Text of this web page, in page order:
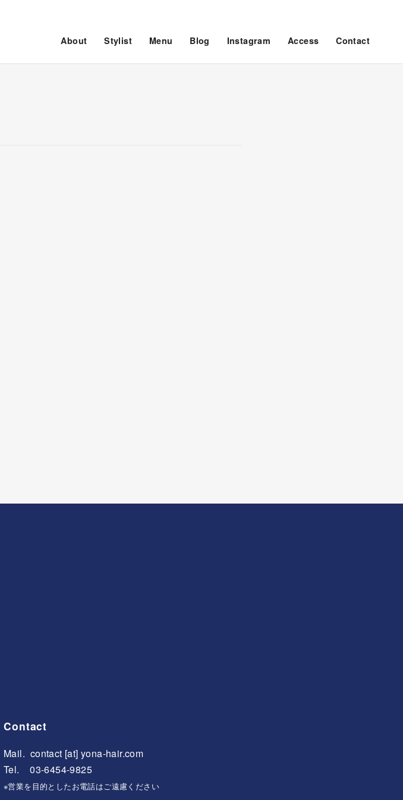
About Stylist Menu Blog Instagram Access Contact
Contact
Mail. contact [at] yona-hair.com
Tel. 03-6454-9825
※営業を目的としたお電話はご遠慮ください